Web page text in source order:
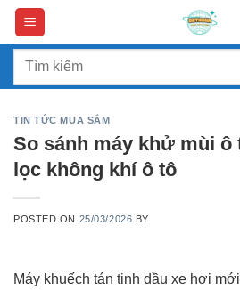
Skip
content
Search
TIN TỨC MUA SẮM
So sánh máy khử mùi ô
lọc không khí ô tô
POSTED ON 25/03/2026 BY
Máy khuếch tán tinh dầu xe hơi